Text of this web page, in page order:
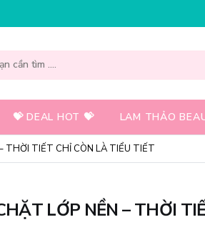
💝 DEAL HOT 💝 LAM THẢO
THỜI TIẾT CHỈ CÒN LÀ TIỂU TIẾT
LỚP NỀN – THỜI